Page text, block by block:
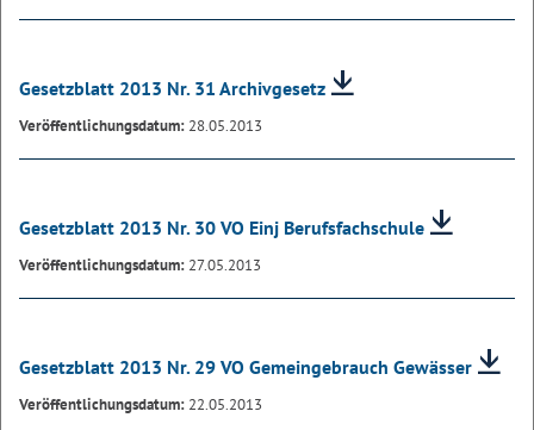
Gesetzblatt 2013 Nr. 31 Archivgesetz
Veröffentlichungsdatum: 28.05.2013
Gesetzblatt 2013 Nr. 30 VO Einj Berufsfachschule
Veröffentlichungsdatum: 27.05.2013
Gesetzblatt 2013 Nr. 29 VO Gemeingebrauch Gewässer
Veröffentlichungsdatum: 22.05.2013